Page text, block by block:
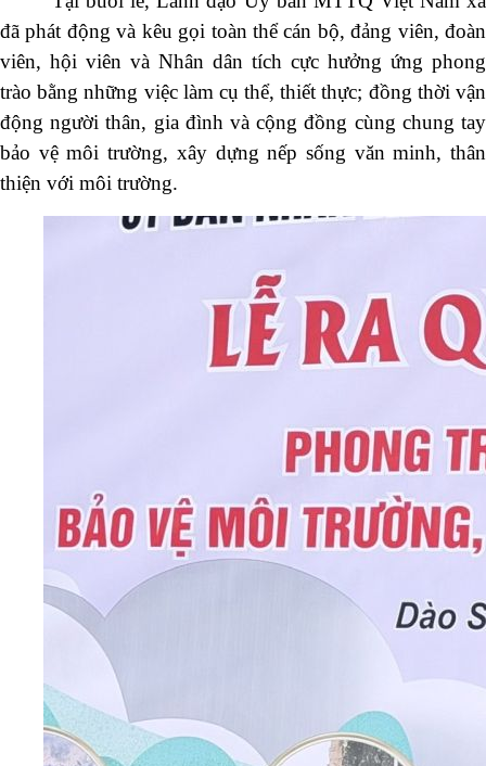
đã phát động và kêu gọi toàn thể cán bộ, đảng viên, đoàn
viên, hội viên và Nhân dân tích cực hưởng ứng phong
trào bằng những việc làm cụ thể, thiết thực; đồng thời vận
động người thân, gia đình và cộng đồng cùng chung tay
bảo vệ môi trường, xây dựng nếp sống văn minh, thân
thiện với môi trường.